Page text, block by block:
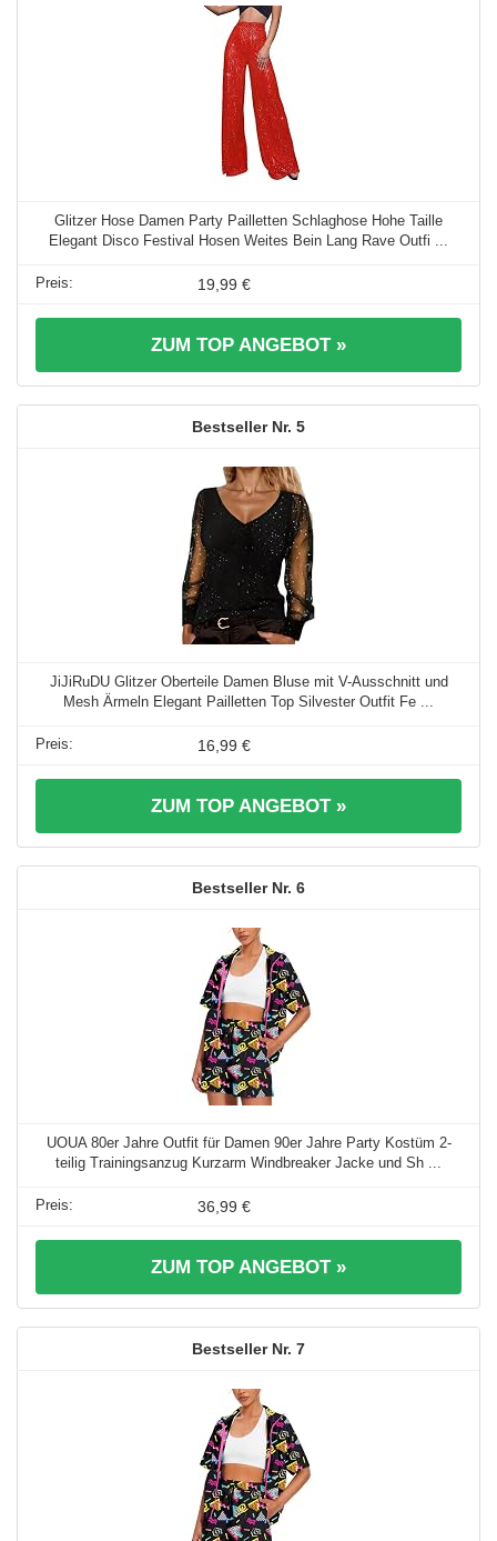
Glitzer Hose Damen Party Pailletten Schlaghose Hohe Taille
Elegant Disco Festival Hosen Weites Bein Lang Rave Outfi ...
19,99 €
ZUM TOP ANGEBOT »
5
JiJiRuDU Glitzer Oberteile Damen Bluse mit V-Ausschnitt und
Mesh Ärmeln Elegant Pailletten Top Silvester Outfit Fe ...
16,99 €
ZUM TOP ANGEBOT »
6
UOUA 80er Jahre Outfit für Damen 90er Jahre Party Kostüm 2-
teilig Trainingsanzug Kurzarm Windbreaker Jacke und Sh ...
36,99 €
ZUM TOP ANGEBOT »
7